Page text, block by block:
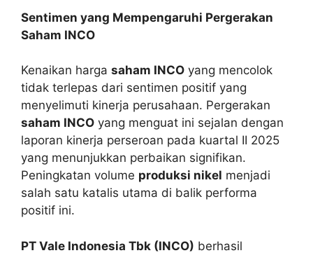
Sentimen yang Mempengaruhi Pergerakan
Saham INCO
Kenaikan harga saham INCO yang mencolok
tidak terlepas dari sentimen positif yang
menyelimuti kinerja perusahaan. Pergerakan
saham INCO yang menguat ini sejalan dengan
laporan kinerja perseroan pada kuartal II 2025
yang menunjukkan perbaikan signifikan.
Peningkatan volume produksi nikel menjadi
salah satu katalis utama di balik performa
positif ini.
PT Vale Indonesia Tbk (INCO) berhasil